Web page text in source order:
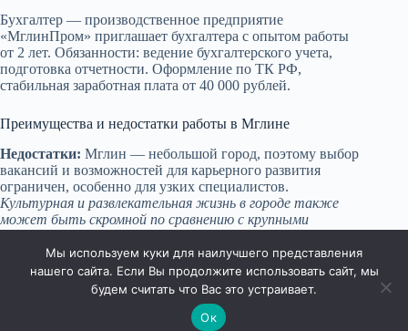
Бухгалтер — производственное предприятие
«МглинПром» приглашает бухгалтера с опытом работы
от 2 лет. Обязанности: ведение бухгалтерского учета,
подготовка отчетности. Оформление по ТК РФ,
стабильная заработная плата от 40 000 рублей.
Преимущества и недостатки работы в Мглине
Недостатки: Мглин — небольшой город, поэтому выбор
вакансий и возможностей для карьерного развития
ограничен, особенно для узких специалистов.
Культурная и развлекательная жизнь в городе также
может быть скромной по сравнению с крупными
затруднена из-за слаборазвитой инфраструктуры.
Мы используем куки для наилучшего представления
нашего сайта. Если Вы продолжите использовать сайт, мы
будем считать что Вас это устраивает.
Ок